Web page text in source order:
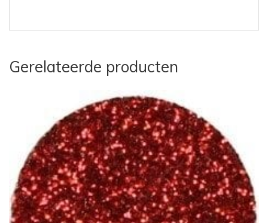
Gerelateerde producten